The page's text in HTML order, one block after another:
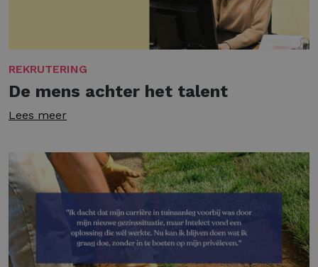
REKRUTERING
De mens achter het talent
Lees meer